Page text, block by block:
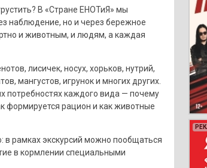
В «Стране ЕНОТиЯ» мы
наблюдение, но и через бережное
и животным, и людям, а каждая
лисичек, носух, хорьков, нутрий,
мангустов, игрунок и многих других.
потребностях каждого вида — почему
формируется рацион и как животные
рамках экскурсий можно пообщаться
в кормлении специальными